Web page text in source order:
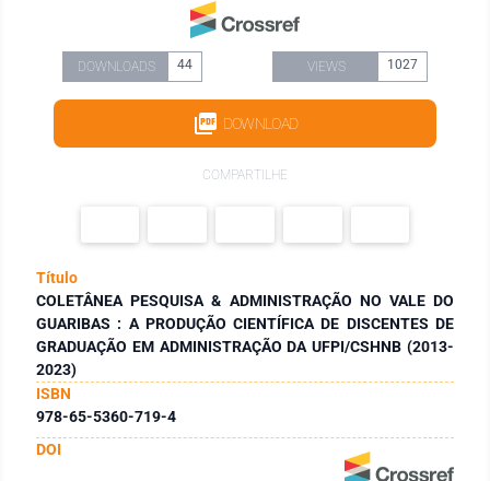
DOWNLOADS 44 VIEWS 1027
DOWNLOAD
COMPARTILHE
Título
COLETÂNEA PESQUISA & ADMINISTRAÇÃO NO VALE DO
GUARIBAS : A PRODUÇÃO CIENTÍFICA DE DISCENTES DE
GRADUAÇÃO EM ADMINISTRAÇÃO DA UFPI/CSHNB (2013-
2023)
ISBN
978-65-5360-719-4
DOI